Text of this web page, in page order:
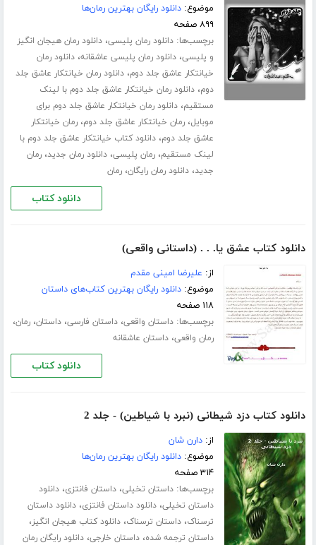
موضوع:دانلود رایگان بهترین رمان‌ها
۸۹۹ صفحه
برچسب‌ها:دانلود رمان پلیسی،دانلود رمان هیجان انگیز
و پلیسی،دانلود رمان پلیسی عاشقانه،دانلود رمان
خیانتکار عاشق جلد دوم،دانلود رمان خیانتکار عاشق جلد
دوم،دانلود رمان خیانتکار عاشق جلد دوم با لینک
مستقیم،دانلود رمان خیانتکار عاشق جلد دوم برای
موبایل،رمان خیانتکار عاشق جلد دوم،رمان خیانتکار
عاشق جلد دوم،دانلود کتاب خیانتکار عاشق جلد دوم با
لینک مستقیم،رمان پلیسی،دانلود رمان جدید،رمان
جدید،دانلود رمان رایگان،رمان
دانلود کتاب
دانلود کتاب عشق یا. . . (داستانی واقعی)
از: علیرضا امینی مقدم
موضوع:دانلود رایگان بهترین کتاب‌های داستان
۱۱۸ صفحه
برچسب‌ها:داستان واقعی،داستان فارسی،داستان،رمان،
رمان واقعی،داستان عاشقانه
دانلود کتاب
دانلود کتاب دزد شیطانی (نبرد با شیاطین) - جلد 2
از:دارن شان
موضوع:دانلود رایگان بهترین رمان‌ها
۳۱۴ صفحه
برچسب‌ها:داستان تخیلی،داستان فانتزی،دانلود
داستان تخیلی،دانلود داستان فانتزی،دانلود داستان
ترسناک،داستان ترسناک،دانلود کتاب هیجان انگیز،
داستان ترجمه شده،داستان خارجی،دانلود رایگان رمان